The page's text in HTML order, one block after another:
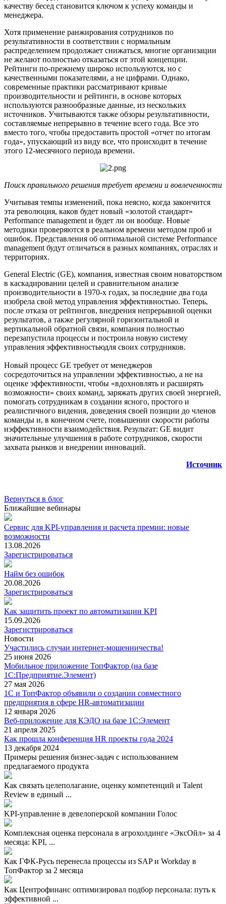
качеству бесед становится ключом к успеху команды и
менеджера.
Хотя применение ранжирования сотрудников по
результативности в соответствии с нормальным
распределением продолжает снижаться, многие организации
не желают полностью отказаться от этой концепции.
Рейтинги по-прежнему широко используются, но с
качественными показателями, а не цифрами. Однако,
современные практики рассматривают кривые
производительности и рейтинги, в основе которых
используются разнообразные данные, из нескольких
источников. Учитываются также обзоры результативности,
составляемые непрерывно в течение всего года. Все это
вместо того, чтобы предоставить простой «отчет по итогам
года», упускающий из виду все, что происходит в течение
этого 12-месячного периода времени.
Поиск правильного решения требует времени и вовлеченности
Учитывая темпы изменений, пока неясно, когда закончится
эта революция, каков будет новый «золотой стандарт»
Performance management и будет ли он вообще. Новые
методики проверяются в реальном времени методом проб и
ошибок. Представления об оптимальной системе Performance
management будут отличаться в разных компаниях, отраслях и
территориях.
General Electric (GE), компания, известная своим новаторством
в каскадировании целей и сравнительном анализе
производительности в 1970-х годах, за последние два года
изобрела свой метод управления эффективностью. Теперь,
после отказа от рейтингов, внедрения непрерывной оценки
результатов, а также регулярной горизонтальной и
вертикальной обратной связи, компания полностью
перезапустила процессы и построила новую систему
управления эффективностьюдля своих сотрудников.
Новый процесс GE требует от менеджеров
сосредоточиться на управлении эффективностью, а не на
оценке эффективности, чтобы «вдохновлять и расширять
возможности» своих команд, заряжать других своей энергией,
помогать сотрудникам в создании ясного, простого и
реалистичного видения, доведения своей позиции до членов
команды и, в конечном счете, повышении скорости работы
иэффективности взаимодействия. Результат: GE видит
значительные улучшения в работе сотрудников, скорости
захвата рынков и внедрении инноваций.
Источник
Вернуться в блог
Ближайшие вебинары
Сервис для KPI-управления и расчета премии: новые
возможности
13.08.2026
Зарегистрироваться
Найм без ошибок
20.08.2026
Зарегистрироваться
Как защитить проект по автоматизации KPI
15.09.2026
Зарегистрироваться
Новости
Участились случаи интернет-мошенничества!
25 июня 2026
Мобильное приложение ТопФактор (на базе
1С:Предприятие.Элемент)
27 мая 2026
1С и ТопФактор объявили о создании совместного
предприятия в сфере HR-автоматизации
12 января 2026
Веб-приложение для КЭДО на базе 1С:Элемент
21 апреля 2025
Как прошла конференция HR проекты года 2024
13 декабря 2024
Примеры решения бизнес-задач с использованием
предлагаемого продукта
Как связать целеполагание, оценку компетенций и Talent
Review в единый ...
KPI-управление в девелоперской компании Голос
Комплексная оценка персонала в агрохолдинге «ЭксОйл» за 4
месяца: KPI, ...
Как ГФК-Русь перенесла процессы из SAP и Workday в
ТопФактор за 2 месяца
Как Центрофинанс оптимизировал подбор персонала: путь к
эффективной ...